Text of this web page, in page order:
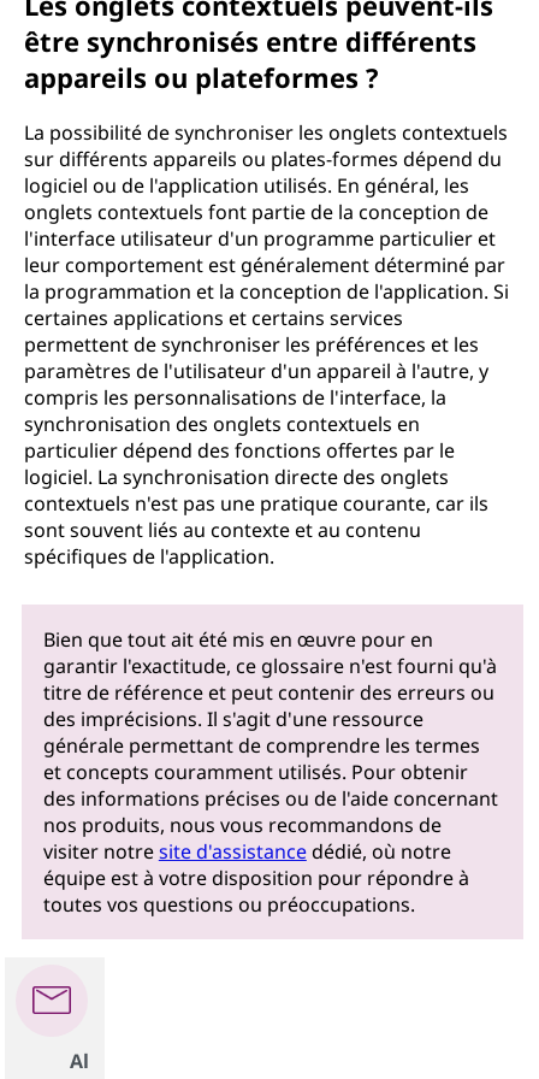
être synchronisés entre différents
appareils ou plateformes ?
La possibilité de synchroniser les onglets contextuels
sur différents appareils ou plates-formes dépend du
logiciel ou de l'application utilisés. En général, les
onglets contextuels font partie de la conception de
l'interface utilisateur d'un programme particulier et
leur comportement est généralement déterminé par
la programmation et la conception de l'application. Si
certaines applications et certains services
permettent de synchroniser les préférences et les
paramètres de l'utilisateur d'un appareil à l'autre, y
compris les personnalisations de l'interface, la
synchronisation des onglets contextuels en
particulier dépend des fonctions offertes par le
logiciel. La synchronisation directe des onglets
contextuels n'est pas une pratique courante, car ils
sont souvent liés au contexte et au contenu
spécifiques de l'application.
Bien que tout ait été mis en œuvre pour en
garantir l'exactitude, ce glossaire n'est fourni qu'à
titre de référence et peut contenir des erreurs ou
des imprécisions. Il s'agit d'une ressource
générale permettant de comprendre les termes
et concepts couramment utilisés. Pour obtenir
des informations précises ou de l'aide concernant
nos produits, nous vous recommandons de
visiter notresite d'assistancedédié, où notre
équipe est à votre disposition pour répondre à
toutes vos questions ou préoccupations.
Al